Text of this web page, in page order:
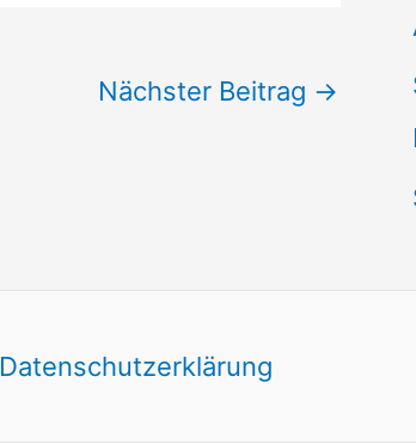
Nächster Beitrag →
Datenschutzerklärung